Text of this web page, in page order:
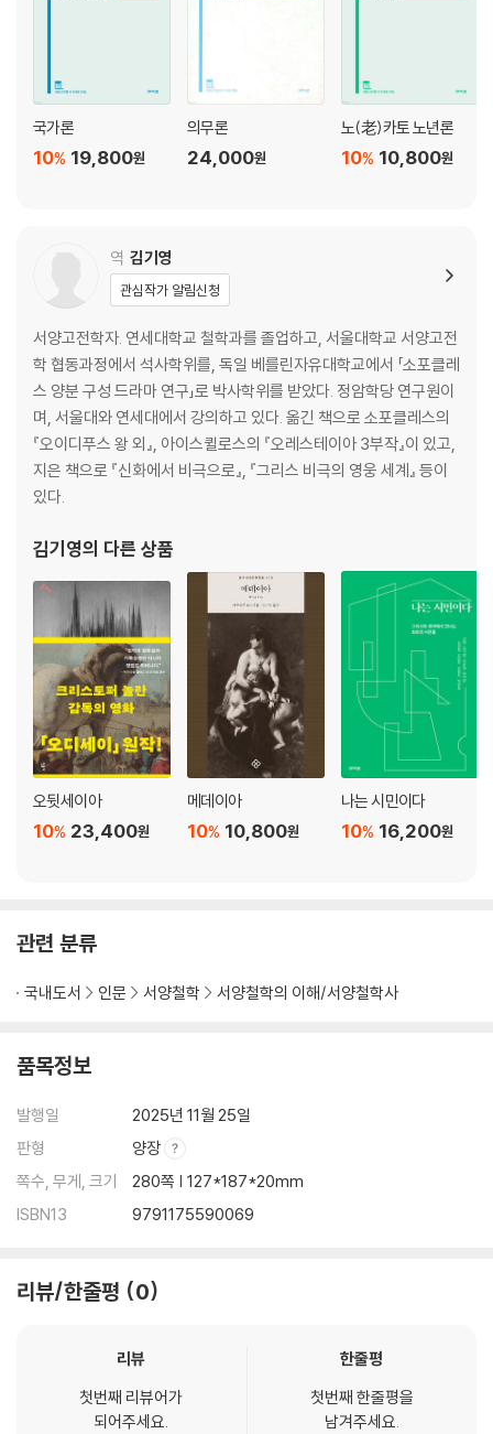
총 2권으로 구성된 『발견론』은 쟁점 이론을 중심으로 논증의 기술적인 방
법을 자세히 소개한다. 1권에서는 연설술의 다섯 가지 기본 개념들을 제시
하고, 연설술을 정치학의 하위 부류에 귀속시킨다. 2권에서는 쟁점 이론을
적용하여 사안의 세 가지 종류(소송류, 심의류, 전시류)에 따른 논증의 기
고라스의 쟁점 이론을 융합하여 종합하려고 함으로써 서양 고전 수사학의
역사에 중요한 토대가 되었다.
국가론
19,800원
10%
의무론
24,000원
노(老)카토 노년론
10,800원
10%
역 김기영
관심작가 알림신청
서양고전학자. 연세대학교 철학과를 졸업하고, 서울대학교 서양고전
학 협동과정에서 석사학위를, 독일 베를린자유대학교에서 「소포클레
스 양분 구성 드라마 연구」로 박사학위를 받았다. 정암학당 연구원이
며, 서울대와 연세대에서 강의하고 있다. 옮긴 책으로 소포클레스의
『오이디푸스 왕 외』, 아이스퀼로스의 『오레스테이아 3부작』이 있고,
지은 책으로 『신화에서 비극으로』, 『그리스 비극의 영웅 세계』 등이
있다.
김기영의 다른 상품
오뒷세이아
23,400원
10%
메데이아
10,800원
10%
나는 시민이다
16,200원
10%
관련 분류
국내도서 인문 서양철학 서양철학의 이해/서양철학사
품목정보
발행일
2025년 11월 25일
판형
양장
쪽수, 무게, 크기
280쪽 | 127*187*20mm
ISBN13
9791175590069
리뷰/한줄평 0
리뷰
첫번째 리뷰어가
되어주세요.
한줄평
첫번째 한줄평을
남겨주세요.